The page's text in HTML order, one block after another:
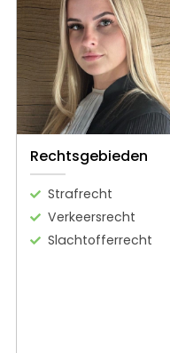
Rechtsgebieden
Strafrecht
Verkeersrecht
Slachtofferrecht